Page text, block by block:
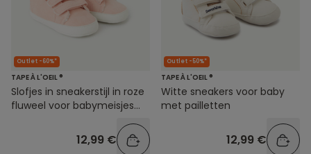
Outlet -60%*
TAPE À L'OEIL ®
Slofjes in sneakerstijl in roze
fluweel voor babymeisjes
12,99 €
Outlet -50%*
TAPE À L'OEIL ®
Witte sneakers voor baby
met pailletten
12,99 €